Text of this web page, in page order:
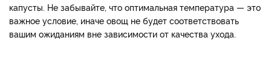
капусты. Не забывайте, что оптимальная температура — это
важное условие, иначе овощ не будет соответствовать
вашим ожиданиям вне зависимости от качества ухода.